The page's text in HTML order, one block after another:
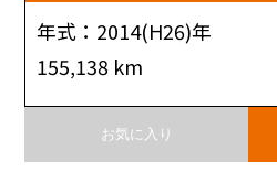
年式：2014(H26)年
155,138 km
お気に入り